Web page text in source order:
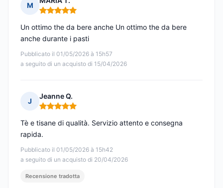
M
Nota: 5 su 5
Pubblicato il 01/05/2026 à 15h57
a seguito di un acquisto di 15/04/2026
Un ottimo the da bere anche Un ottimo the da bere
anche durante i pasti
J
Jeanne Q.
Nota: 5 su 5
Pubblicato il 01/05/2026 à 15h42
a seguito di un acquisto di 20/04/2026
Tè e tisane di qualità. Servizio attento e consegna
rapida.
Recensione tradotta